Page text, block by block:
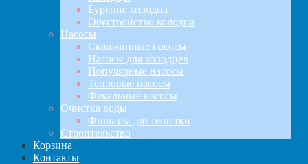
Бурение колодца
Обустройство колодца
Насосы
Скважинные насосы
Насосы для колодцев
Популярные насосы
Тепловые насосы
Фекальные насосы
Очистка воды
Фильтры для очистки
Строительство
Корзина
Контакты